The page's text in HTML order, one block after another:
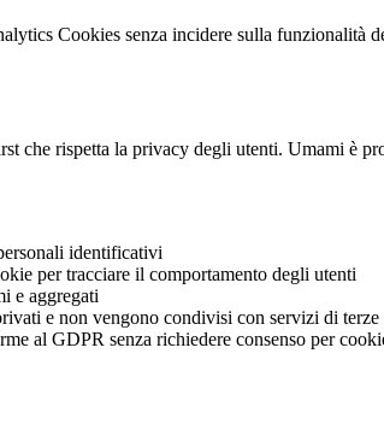
Cookies senza incidere sulla
che rispetta la privacy degli utenti. Umami è
identificativi
per tracciare il comportamento degli utenti
e aggregati
e non vengono condivisi con servizi di terze
al GDPR senza richiedere consenso per